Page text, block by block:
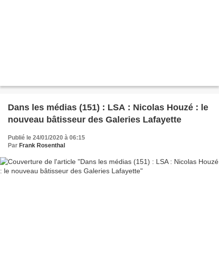
Dans les médias (151) : LSA : Nicolas Houzé : le
nouveau bâtisseur des Galeries Lafayette
Publié le 24/01/2020 à 06:15
Par Frank Rosenthal